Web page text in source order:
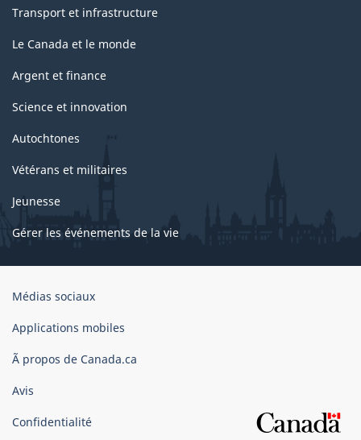
Transport et infrastructure
Le Canada et le monde
Argent et finance
Science et innovation
Autochtones
Vétérans et militaires
Jeunesse
Gérer les événements de la vie
Organisation
gouvernement
Canada
Médias sociaux
Applications mobiles
Ã propos de Canada.ca
Avis
Confidentialité